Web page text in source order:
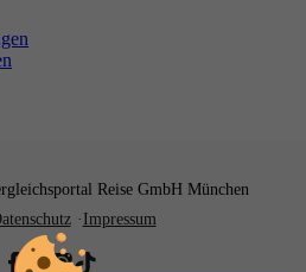
Reise GmbH München
Impressum